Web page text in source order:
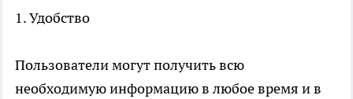
1. Удобство
Пользователи могут получить всю
необходимую информацию в любое время и в